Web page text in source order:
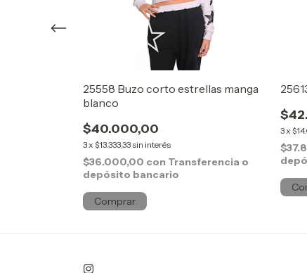
25558 Buzo corto estrellas manga
blanco
$40.000,00
3x $13.333,33 sin interés
$36.000,00 con Transferencia o
depósito bancario
Comprar
3x